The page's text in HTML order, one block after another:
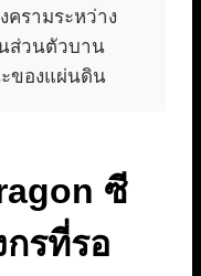
ครามระหว่าง
ส่วนตัวบาน
ของแผ่นดิน
ซี
รที่รอ